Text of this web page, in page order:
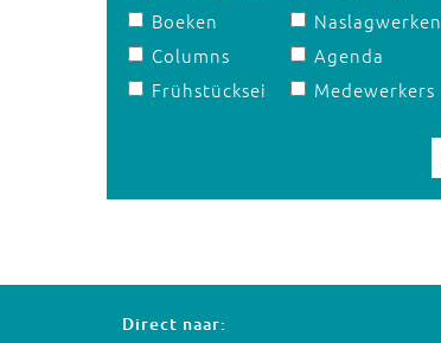
Boeken
Columns
Frühstücksei
Naslagwerken
Agenda
Medewerkers
Direct naar: